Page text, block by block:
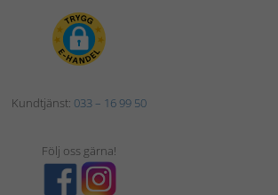
Kundtjänst: 033 – 16 99 50
Följ oss gärna!